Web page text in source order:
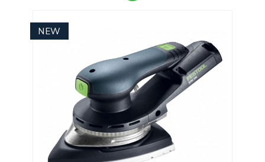
桿位於頂部，用於精細降低和釋放的大小兩個手壓桿
分別位於其下方...